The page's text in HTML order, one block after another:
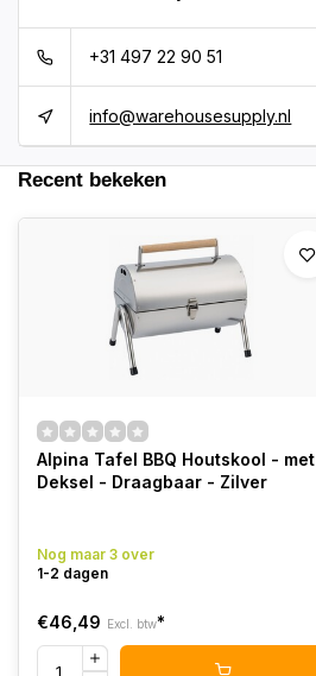
+31 497 22 90 51
info@warehousesupply.nl
Recent bekeken
Alpina Tafel BBQ Houtskool - met
Deksel - Draagbaar - Zilver
Nog maar 3 over
1-2 dagen
€46,49 Excl. btw*